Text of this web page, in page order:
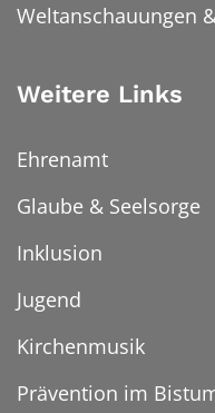
Weltanschauungen
Weitere Links
Ehrenamt
Glaube & Seelsorge
Inklusion
Jugend
Kirchenmusik
Prävention im